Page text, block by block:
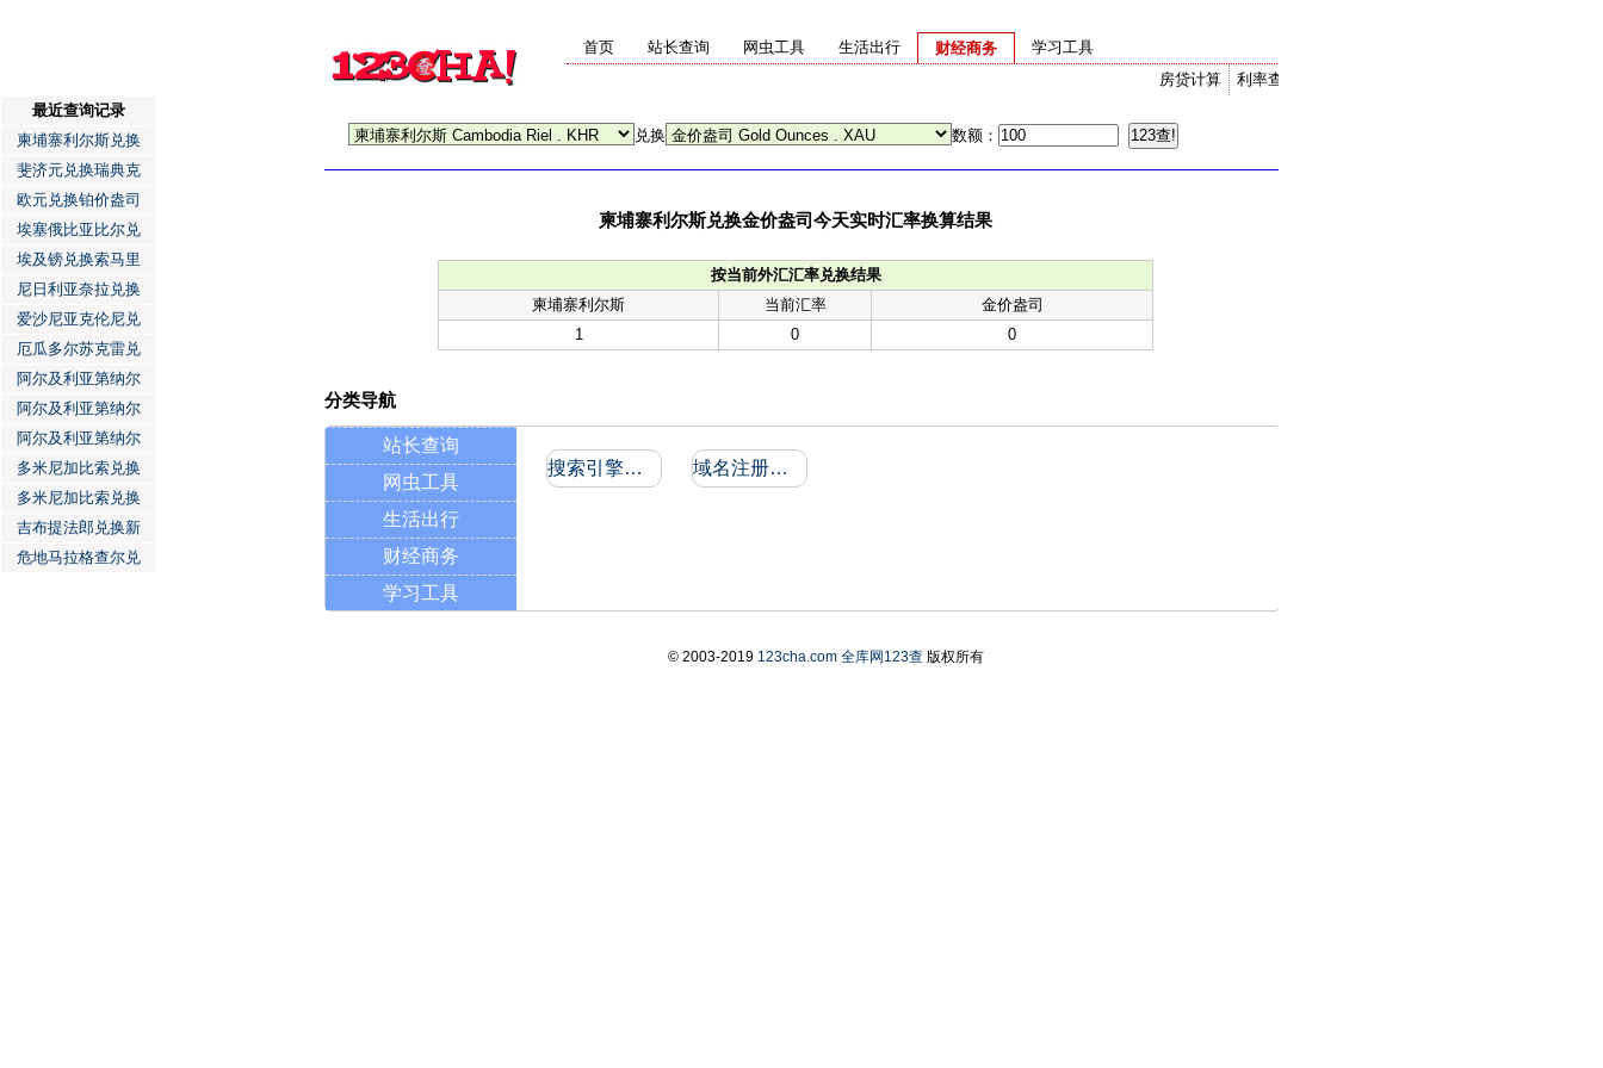
首页 站长查询 网虫工具 生活出行
财经商务
利率查询
房贷计算
学习工具
兑换 数额：
柬埔寨利尔斯兑换金价盎司今天实时汇率换算结果
按当前外汇汇率兑换结果
柬埔寨利尔斯
当前汇率
金价盎司
1
0 0
最近查询记录
柬埔寨利尔斯兑换
斐济元兑换瑞典克
欧元兑换铂价盎司
埃塞俄比亚比尔兑
埃及镑兑换索马里
尼日利亚奈拉兑换
爱沙尼亚克伦尼兑
厄瓜多尔苏克雷兑
阿尔及利亚第纳尔
阿尔及利亚第纳尔
阿尔及利亚第纳尔
多米尼加比索兑换
多米尼加比索兑换
吉布提法郎兑换新
危地马拉格查尔兑
分类导航
站长查询
网虫工具
生活出行
财经商务
学习工具
搜索引擎收录和反向链接 域名注册信息
© 2003-2019 123cha.com 全库网123查版权所有